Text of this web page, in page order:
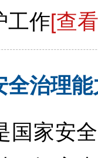
工作[查
全治理
家安全